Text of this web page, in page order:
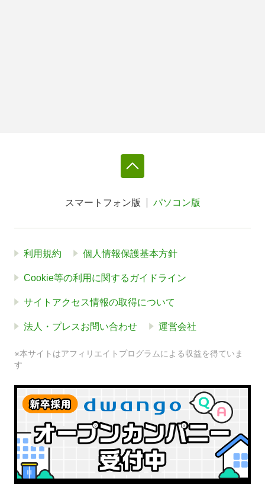
スマートフォン版 パソコン版
利用規約 個人情報保護基本方針
Cookie等の利用に関するガイドライン
サイトアクセス情報の取得について
法人・プレスお問い合わせ 運営会社
※本サイトはアフィリエイトプログラムによる収益を得ていま
す